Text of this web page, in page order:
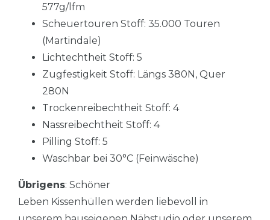
577g/lfm
Scheuertouren Stoff: 35.000 Touren
(Martindale)
Lichtechtheit Stoff: 5
Zugfestigkeit Stoff: Längs 380N, Quer
280N
Trockenreibechtheit Stoff: 4
Nassreibechtheit Stoff: 4
Pilling Stoff: 5
Waschbar bei 30°C (Feinwäsche)
Übrigens: Schöner
Leben Kissenhüllen werden liebevoll in